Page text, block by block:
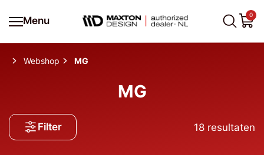
Menu
0
Webshop MG
MG
Filter 18 resultaten